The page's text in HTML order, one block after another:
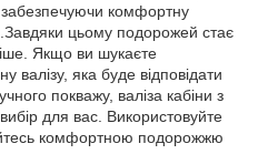
комфортну
цьому подорожей стає
Якщо ви шукаєте
валізу, яка буде відповідати
покважу, валіза кабіни з
для вас. Використовуйте
комфортною подорожжю